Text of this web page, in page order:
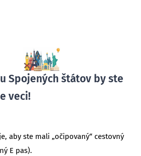
Spojených štátov by ste
veci!
aby ste mali „očipovaný“ cestovný
E pas).